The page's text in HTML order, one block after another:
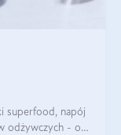
superfood, napój
odżywczych - o